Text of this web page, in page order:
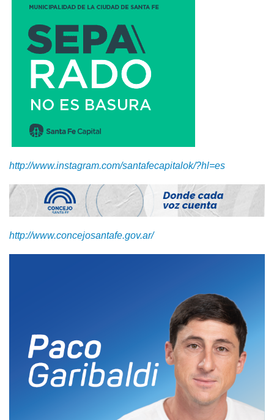
http://www.instagram.com/santafecapitalok/?hl=es
http://www.concejosantafe.gov.ar/